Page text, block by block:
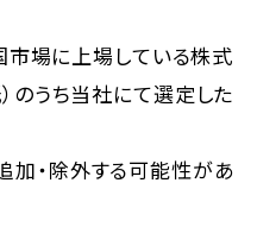
場に上場している株式
のうち当社にて選定した
・除外する可能性があ